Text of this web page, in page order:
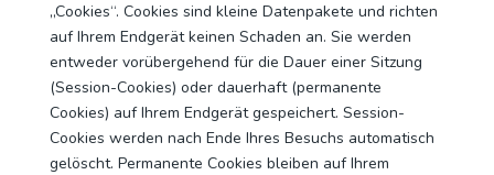
„Cookies“. Cookies sind kleine Datenpakete und richten
auf Ihrem Endgerät keinen Schaden an. Sie werden
entweder vorübergehend für die Dauer einer Sitzung
(Session-Cookies) oder dauerhaft (permanente
Cookies) auf Ihrem Endgerät gespeichert. Session-
Cookies werden nach Ende Ihres Besuchs automatisch
gelöscht. Permanente Cookies bleiben auf Ihrem